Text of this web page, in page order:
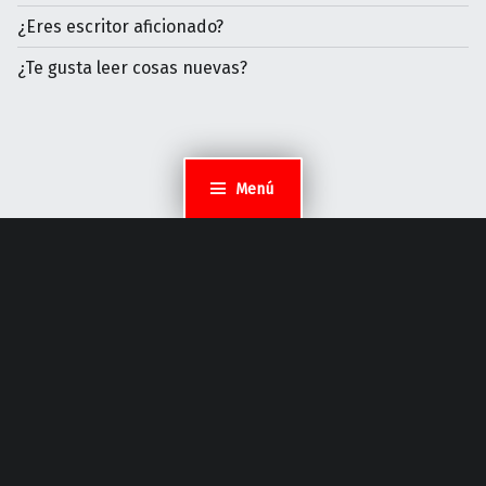
Menú
¿Eres escritor aficionado?
¿Te gusta leer cosas nuevas?